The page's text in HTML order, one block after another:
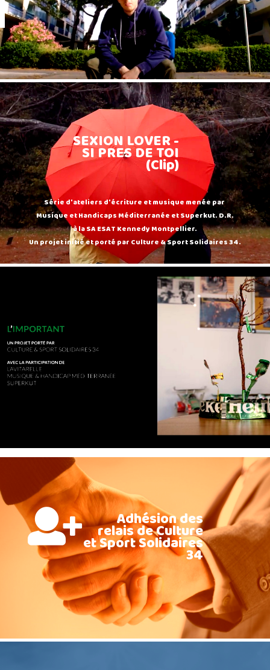
SEXION LOVER -
SI PRES DE TOI
(Clip)
Série d'ateliers d'écriture et musique menée par
Musique et Handicaps Méditerranée et Superkut. D.R.
à la SA ESAT Kennedy Montpellier.
Un projet initié et porté par Culture & Sport Solidaires 34.
Adhésion des
relais de Culture
et Sport Solidaires
34